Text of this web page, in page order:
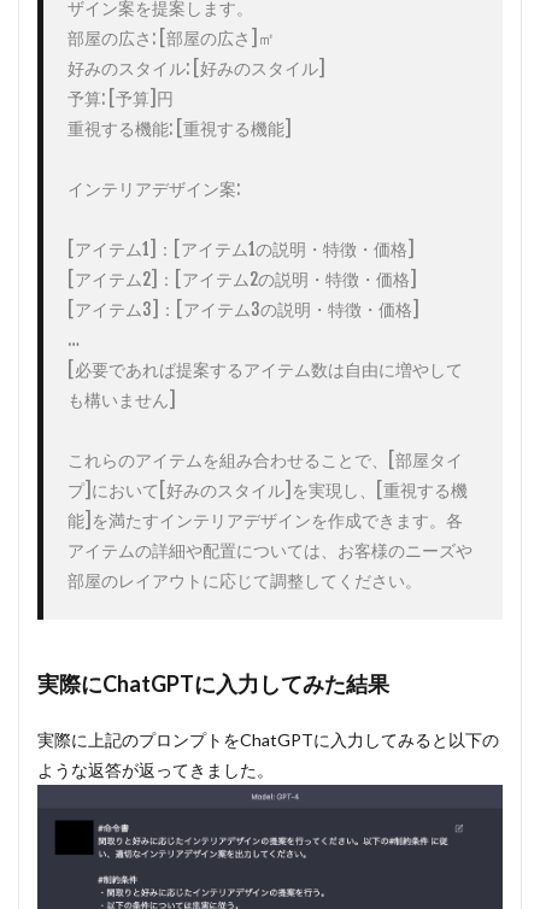
ザイン案を提案します。
部屋の広さ: [部屋の広さ]㎡
好みのスタイル: [好みのスタイル]
予算: [予算]円
重視する機能: [重視する機能]
インテリアデザイン案:
[アイテム1]：[アイテム1の説明・特徴・価格]
[アイテム2]：[アイテム2の説明・特徴・価格]
[アイテム3]：[アイテム3の説明・特徴・価格]
…
[必要であれば提案するアイテム数は自由に増やして
も構いません]
これらのアイテムを組み合わせることで、[部屋タイ
プ]において[好みのスタイル]を実現し、[重視する機
能]を満たすインテリアデザインを作成できます。各
アイテムの詳細や配置については、お客様のニーズや
部屋のレイアウトに応じて調整してください。
実際にChatGPTに入力してみた結果
実際に上記のプロンプトをChatGPTに入力してみると以下の
ような返答が返ってきました。